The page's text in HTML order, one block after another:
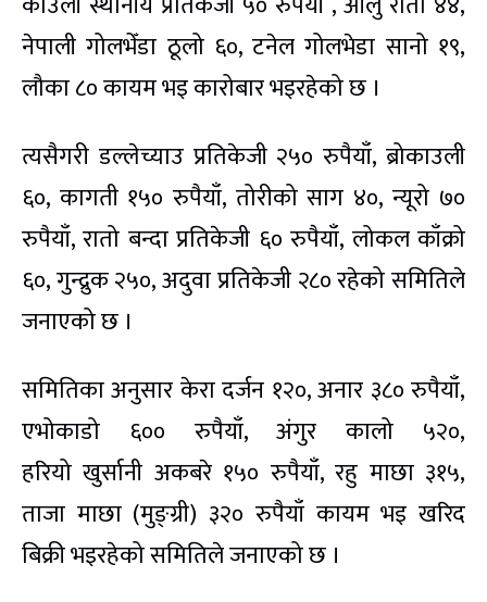
नेपाली गोलभेँडा ठूलो ६०, टनेल गोलभेडा सानो १९,
लौका ८० कायम भइ कारोबार भइरहेको छ ।
त्यसैगरी डल्लेच्याउप्रतिकेजी २५० रुपैयाँ, ब्रोकाउली
६०, कागती १५० रुपैयाँ, तोरीको साग ४०,न्यूरो ७०
रुपैयाँ, रातो बन्दा प्रतिकेजी ६० रुपैयाँ, लोकल काँक्रो
६०, गुन्द्रुक २५०, अदुवा प्रतिकेजी २८० रहेको समितिले
जनाएको छ ।
समितिका अनुसार केरा दर्जन १२०, अनार ३८० रुपैयाँ,
एभोकाडो ६०० रुपैयाँ, अंगुर कालो ५२०,
हरियोखुर्सानी अकबरे १५० रुपैयाँ, रहु माछा ३१५,
ताजा माछा (मुङ्ग्री) ३२० रुपैयाँ कायम भइ खरिद
बिक्री भइरहेको समितिले जनाएको छ ।